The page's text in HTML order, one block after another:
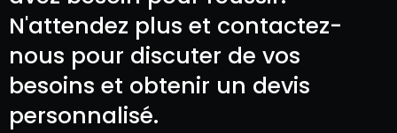
N'attendez plus et contactez-
nous pour discuter de vos
besoins et obtenir un devis
personnalisé.